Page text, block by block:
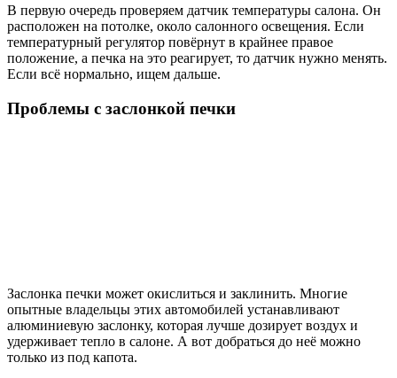
В первую очередь проверяем датчик температуры салона. Он
расположен на потолке, около салонного освещения. Если
температурный регулятор повёрнут в крайнее правое
положение, а печка на это реагирует, то датчик нужно менять.
Если всё нормально, ищем дальше.
Проблемы с заслонкой печки
Заслонка печки может окислиться и заклинить. Многие
опытные владельцы этих автомобилей устанавливают
алюминиевую заслонку, которая лучше дозирует воздух и
удерживает тепло в салоне. А вот добраться до неё можно
только из под капота.